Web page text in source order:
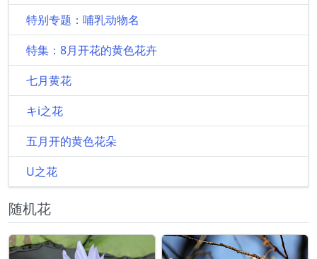
特别专题：哺乳动物名
特集：8月开花的黄色花卉
七月黄花
キi之花
五月开的黄色花朵
U之花
随机花